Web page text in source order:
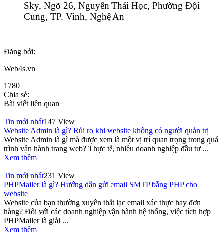
Sky, Ngõ 26, Nguyễn Thái Học, Phường Đội
Cung, TP. Vinh, Nghệ An
Đăng bởi:
Web4s.vn
1780
Chia sẻ:
Bài viết liên quan
Tin mới nhất147 View
Website Admin là gì? Rủi ro khi website không có người quản trị
Website Admin là gì mà được xem là một vị trí quan trọng trong quá
trình vận hành trang web? Thực tế, nhiều doanh nghiệp đầu tư ...
Xem thêm
Tin mới nhất231 View
PHPMailer là gì? Hướng dẫn gửi email SMTP bằng PHP cho
website
Website của bạn thường xuyên thất lạc email xác thực hay đơn
hàng? Đối với các doanh nghiệp vận hành hệ thống, việc tích hợp
PHPMailer là giải ...
Xem thêm